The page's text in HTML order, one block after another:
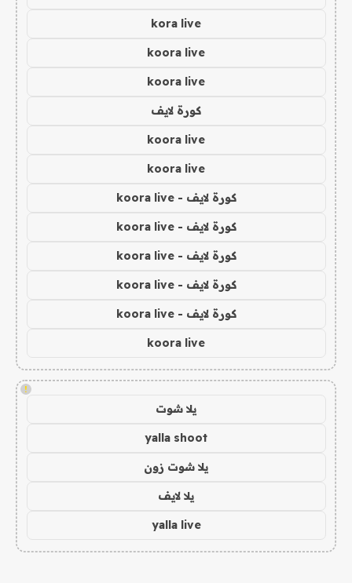
kora live
koora live
koora live
كورة لايف
koora live
koora live
كورة لايف - koora live
كورة لايف - koora live
كورة لايف - koora live
كورة لايف - koora live
كورة لايف - koora live
koora live
!
يلا شوت
yalla shoot
يلا شوت زون
يلا لايف
yalla live